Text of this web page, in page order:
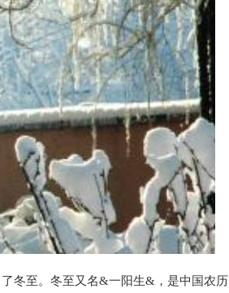
冬至。冬至又名&一阳生&，是中国农历